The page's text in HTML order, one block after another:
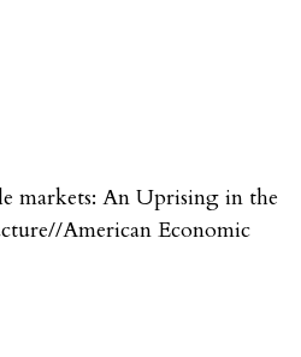
markets: An Uprising in the
American Economic